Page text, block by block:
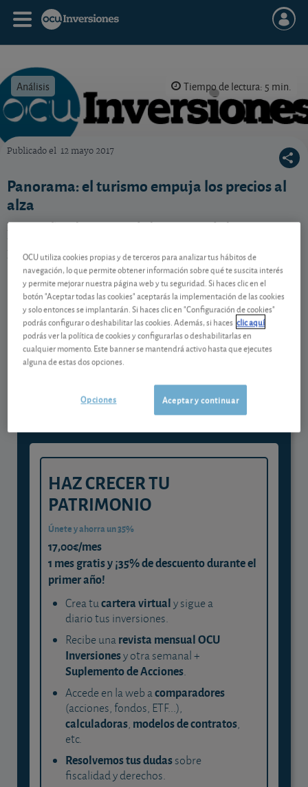
Análisis Tiempo de lectura: 5 min.
Publicado el 12 mayo 2017
Panorama: el turismo empuja los precios al
alza
En España, el aumento de los precios de los paquetes
Los tipos de interés, estables.
Contenido reservado a SOCIOS
Gestiona tu dinero con visión
experta
y consigue que cada euro trabaje
para ti
HAZ CRECER TU
PATRIMONIO
Únete y ahorra un 35%
17,00€/mes
1 mes gratis y ¡35% de descuento durante el
primer año!
Crea tucartera virtualy sigue a
diario tus inversiones.
Recibe unarevista mensual OCU
Inversionesy otra semanal +
Suplemento de Acciones.
Accede en la web acomparadores
(acciones, fondos, ETF...),
calculadoras, modelos de contratos,
etc.
Resolvemos tus dudassobre
fiscalidad y derechos.
OCU utiliza cookies propias y de terceros para analizar tus hábitos de
navegación, lo que permite obtener información sobre qué te suscita interés
y permite mejorar nuestra página web y tu seguridad. Si haces clic en el
botón "Aceptar todas las cookies" aceptarás la implementación de las cookies
y solo entonces se implantarán. Si haces clic en "Configuración de cookies"
podrás configurar o deshabilitar las cookies. Además, si haces clic aquí
podrás ver la política de cookies y configurarlas o deshabilitarlas en
cualquier momento. Este banner se mantendrá activo hasta que ejecutes
alguna de estas dos opciones.
Aceptar y continuar
Opciones